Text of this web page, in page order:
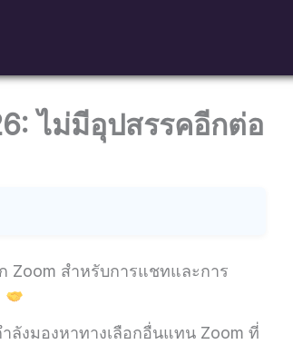
ไม่มีอุปสรรคอีกต่อ
Zoom สำหรับการแชทและการ
งมองหาทางเลือกอื่นแทน Zoom ที่